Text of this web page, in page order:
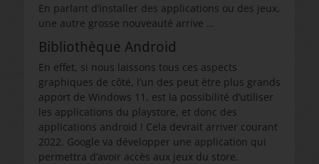
En parlant d’installer des applications ou des jeux,
une autre grosse nouveauté arrive …
Bibliothèque Android
En effet, si nous laissons tous ces aspects
graphiques de côté, l’un des peut être plus grands
apport de Windows 11, est la possibilité d’utiliser
les applications du playstore, et donc des
applications android ! Cela devrait arriver courant
2022. Google va développer une application qui
permettra d’avoir accès aux jeux du store.